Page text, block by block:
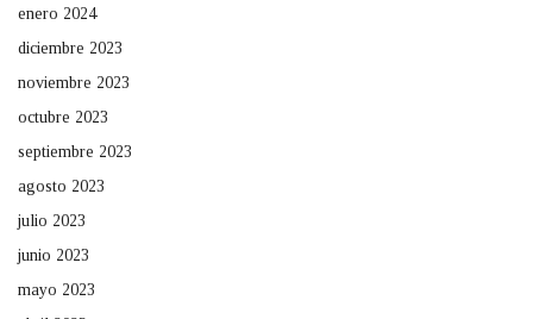
enero 2024
diciembre 2023
noviembre 2023
octubre 2023
septiembre 2023
agosto 2023
julio 2023
junio 2023
mayo 2023